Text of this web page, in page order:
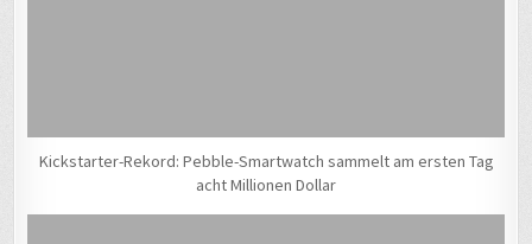
Kickstarter-Rekord: Pebble-Smartwatch sammelt am ersten Tag
acht Millionen Dollar